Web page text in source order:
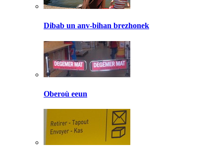
Dibab un anv-bihan brezhonek
Oberoù eeun